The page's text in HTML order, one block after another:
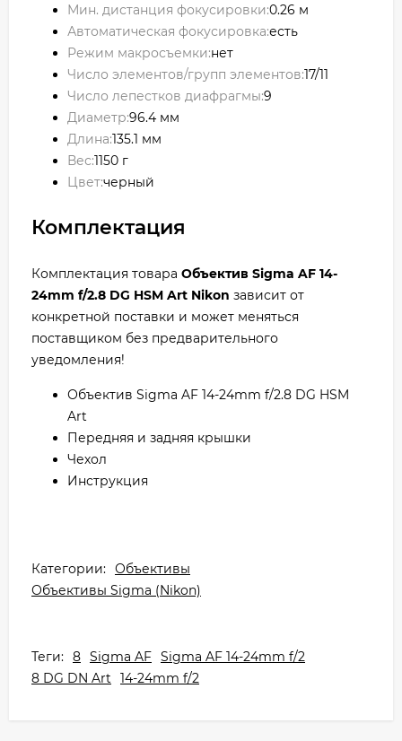
Мин. дистанция фокусировки:0.26 м
Автоматическая фокусировка:есть
Режим макросъемки:нет
Число элементов/групп элементов:17/11
Число лепестков диафрагмы:9
Диаметр:96.4 мм
Длина:135.1 мм
Вес:1150 г
Цвет:черный
Комплектация
Комплектация товара Объектив Sigma AF 14-
24mm f/2.8 DG HSM Art Nikon зависит от
конкретной поставки и может меняться
поставщиком без предварительного
уведомления!
Объектив Sigma AF 14-24mm f/2.8 DG HSM
Art
Передняя и задняя крышки
Чехол
Инструкция
Категории: Объективы
Объективы Sigma (Nikon)
Теги: 8 Sigma AF Sigma AF 14-24mm f/2
8 DG DN Art
14-24mm f/2